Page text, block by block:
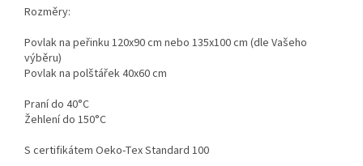
Rozměry:
Povlak na peřinku 120x90 cm nebo 135x100 cm (dle Vašeho
výběru)
Povlak na polštářek 40x60 cm
Praní do 40°C
Žehlení do 150°C
S certifikátem Oeko-Tex Standard 100